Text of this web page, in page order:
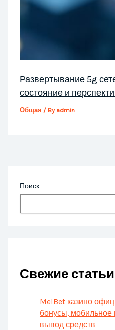
Развертывание 5g
состояние и
Общая / By admin
Поиск
Свежие статьи
MelBet казино
бонусы, мобильное
вывод средств